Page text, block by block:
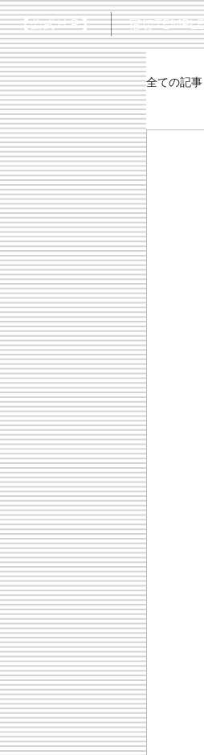
【公式ＨＰ】 宿坊
全ての記事